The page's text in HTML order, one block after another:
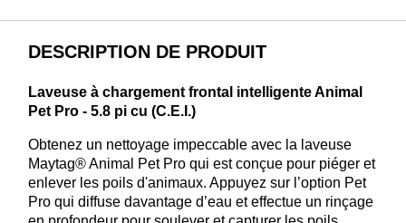
PSI
-
de
2
DESCRIPTION DE PRODUIT
Laveuse à chargement frontal intelligente Animal
Pet Pro - 5.8 pi cu (C.E.I.)
Obtenez un nettoyage impeccable avec la laveuse
Maytag® Animal Pet Pro qui est conçue pour piéger et
enlever les poils d'animaux. Appuyez sur l’option Pet
Pro qui diffuse davantage d’eau et effectue un rinçage